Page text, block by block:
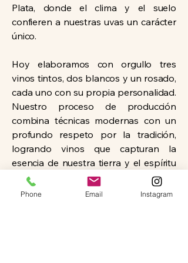
Plata, donde el clima y el suelo
confieren a nuestras uvas un carácter
único.
Hoy elaboramos con orgullo tres
vinos tintos, dos blancos y un rosado,
cada uno con su propia personalidad.
Nuestro proceso de producción
combina técnicas modernas con un
profundo respeto por la tradición,
logrando vinos que capturan la
esencia de nuestra tierra y el espíritu
de nuestra familia.
Phone Email Instagram